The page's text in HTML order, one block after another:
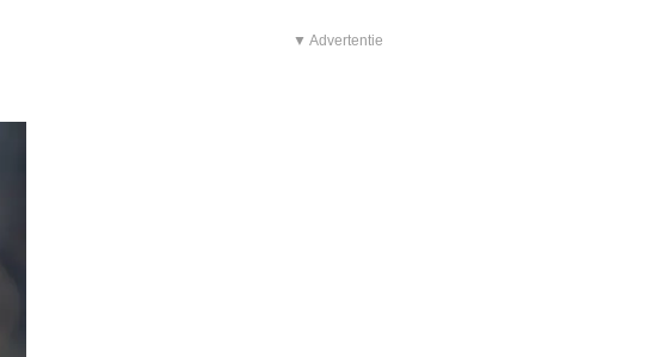
▼ Advertentie